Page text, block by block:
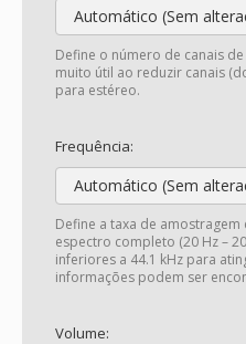
Automático (Sem
Define o número de canais
muito útil ao reduzir canais
para estéreo.
Frequência:
Automático (Sem
Define a taxa de
espectro completo (20 Hz –
inferiores a 44.1 kHz para
informações podem ser
Volume: